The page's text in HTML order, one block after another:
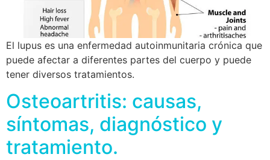
El lupus es una enfermedad autoinmunitaria crónica que
puede afectar a diferentes partes del cuerpo y puede
tener diversos tratamientos.
Osteoartritis: causas,
síntomas, diagnóstico y
tratamiento.